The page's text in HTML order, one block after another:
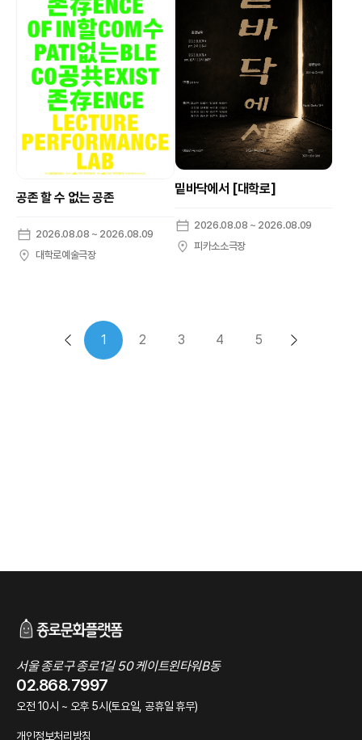
공존 할 수 없는 공존
2026.08.08 ~ 2026.08.09
대학로예술극장
밑바닥에서 [대학로]
2026.08.08 ~ 2026.08.09
피카소소극장
1 2 3 4 5
서울 종로구 종로1길 50 케이트윈타워B동
02.868.7997
오전 10시 ~ 오후 5시(토요일, 공휴일 휴무)
개인정보처리방침